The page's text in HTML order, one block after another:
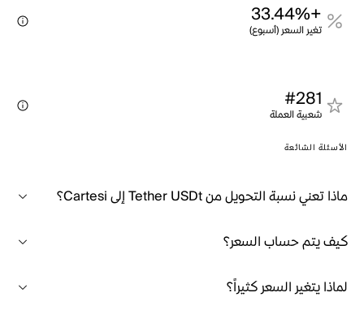
+33.44%
تغير السعر (أسبوع)
#281
شعبية العملة
الأسئلة الشائعة
ماذا تعني نسبة التحويل من Tether USDt إلى Cartesi؟
كيف يتم حساب السعر؟
لماذا يتغير السعر كثيراً؟